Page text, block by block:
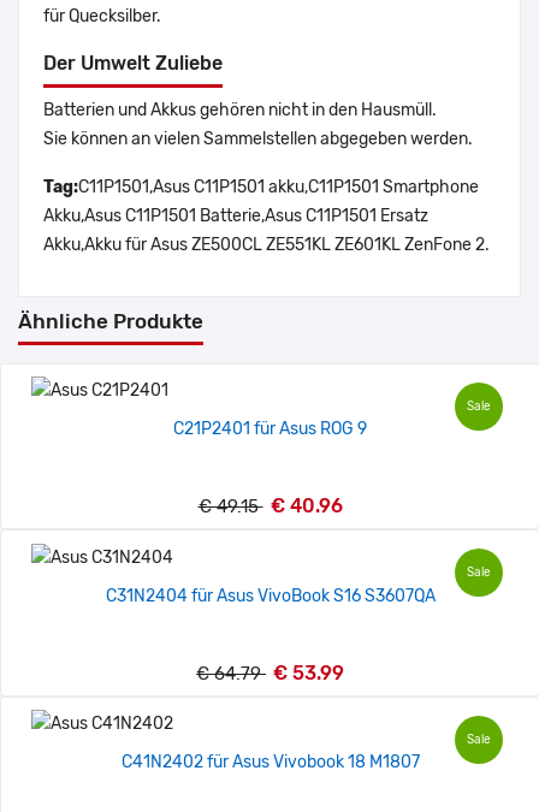
für Quecksilber.
Der Umwelt Zuliebe
Batterien und Akkus gehören nicht in den Hausmüll.
Sie können an vielen Sammelstellen abgegeben werden.
Tag:C11P1501,Asus C11P1501 akku,C11P1501 Smartphone
Akku,Asus C11P1501 Batterie,Asus C11P1501 Ersatz
Akku,Akku für Asus ZE500CL ZE551KL ZE601KL ZenFone 2.
Ähnliche Produkte
Sale
C21P2401 für Asus ROG 9
€ 49.15 € 40.96
Sale
C31N2404 für Asus VivoBook S16 S3607QA
€ 64.79 € 53.99
Sale
C41N2402 für Asus Vivobook 18 M1807